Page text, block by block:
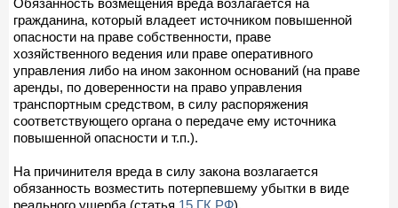
гражданина, который владеет источником повышенной
опасности на праве собственности, праве
хозяйственного ведения или праве оперативного
управления либо на ином законном оснований (на праве
аренды, по доверенности на право управления
транспортным средством, в силу распоряжения
соответствующего органа о передаче ему источника
повышенной опасности и т.п.).
На причинителя вреда в силу закона возлагается
обязанность возместить потерпевшему убытки в виде
реального ущерба (статья 15 ГК РФ).